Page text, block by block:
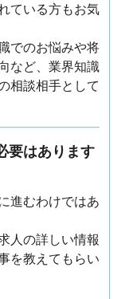
ている方もお気
でのお悩みや将
など、業界知識
相談相手として
要はあります
進むわけではあ
人の詳しい情報
を教えてもらい